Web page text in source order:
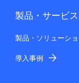
製品・サービス
製品・ソリューシ
導入事例